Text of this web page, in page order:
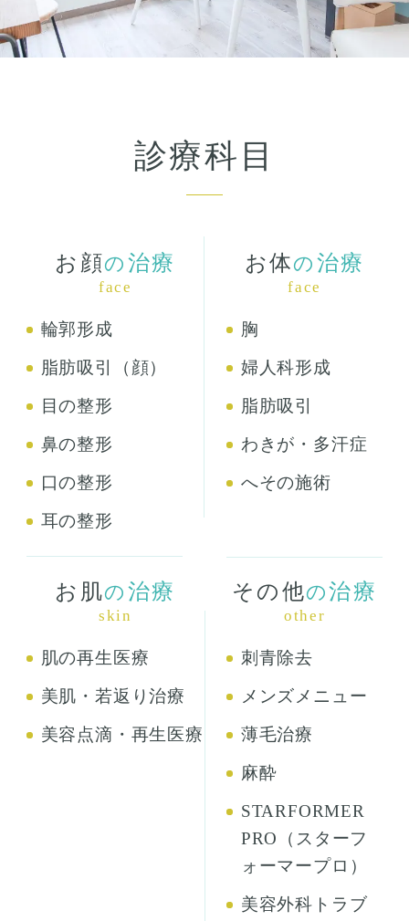
診療科目
お顔の 治療
face
輪郭形成
脂肪吸引（顔）
目の整形
鼻の整形
口の整形
耳の整形
お体の 治療
face
胸
婦人科形成
脂肪吸引
わきが・多汗症
へその施術
お肌の 治療
skin
肌の再生医療
美肌・若返り治療
美容点滴・再生医療
その他の治療
other
刺青除去
メンズメニュー
薄毛治療
麻酔
STARFORMER
PRO（スターフ
ォーマープロ）
美容外科トラブ